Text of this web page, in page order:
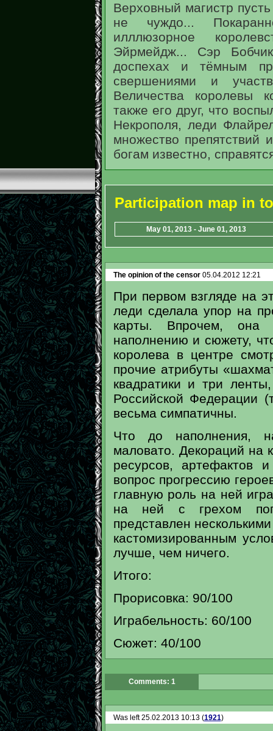
Верховный магистр
не чуждо...
илллюзорное
Эйрмейдж... Сэр
доспехах и тёмным
свершениями и
Величества королевы
также его друг, что
Некрополя, леди
множество
богам известно,
Participation map in
May 01, 2013 - June 01, 2013
The opinion of the censor05.04.2012 12:21
При первом взгляде на
леди сделала упор на
карты. Впрочем, она
наполнению и сюжету,
королева в центре
прочие атрибуты
квадратики и три
Российской Федерации
весьма симпатичны.
Что до наполнения,
маловато. Декораций на
ресурсов, артефактов
вопрос прогрессию
главную роль на ней
на ней с грехом
представлен
кастомизированным
лучше, чем ничего.
Итого:
Прорисовка: 90/100
Играбельность: 60/100
Сюжет: 40/100
Comments: 1
Was left 25.02.2013 10:13 (1921)